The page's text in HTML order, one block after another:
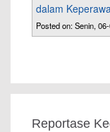
dalam
Posted on: Senin,
Reportase